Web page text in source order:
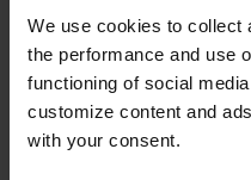
We use cookies to collect
the performance and use
functioning of social
customize content and
with your consent.
⚙️ Operátor NC (m/ž) –
příplatky a bonus
HOFMANN WIZARD